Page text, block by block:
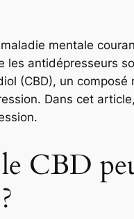
mentale
les antidépresseurs
(CBD), un
Dans cet
CBD